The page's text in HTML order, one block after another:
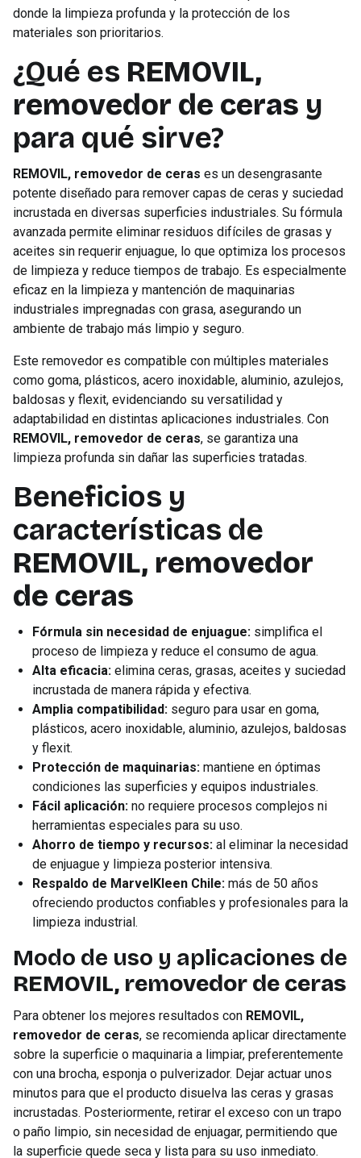
donde la limpieza profunda y la protección de los
materiales son prioritarios.
¿Qué es REMOVIL,
removedor de ceras y
para qué sirve?
REMOVIL, removedor de ceras es un desengrasante
potente diseñado para remover capas de ceras y suciedad
incrustada en diversas superficies industriales. Su fórmula
avanzada permite eliminar residuos difíciles de grasas y
aceites sin requerir enjuague, lo que optimiza los procesos
de limpieza y reduce tiempos de trabajo. Es especialmente
eficaz en la limpieza y mantención de maquinarias
industriales impregnadas con grasa, asegurando un
ambiente de trabajo más limpio y seguro.
Este removedor es compatible con múltiples materiales
como goma, plásticos, acero inoxidable, aluminio, azulejos,
baldosas y flexit, evidenciando su versatilidad y
adaptabilidad en distintas aplicaciones industriales. Con
REMOVIL, removedor de ceras, se garantiza una
limpieza profunda sin dañar las superficies tratadas.
Beneficios y
características de
REMOVIL, removedor
de ceras
Fórmula sin necesidad de enjuague: simplifica el
proceso de limpieza y reduce el consumo de agua.
Alta eficacia: elimina ceras, grasas, aceites y suciedad
incrustada de manera rápida y efectiva.
Amplia compatibilidad: seguro para usar en goma,
plásticos, acero inoxidable, aluminio, azulejos, baldosas
y flexit.
Protección de maquinarias: mantiene en óptimas
condiciones las superficies y equipos industriales.
Fácil aplicación: no requiere procesos complejos ni
herramientas especiales para su uso.
Ahorro de tiempo y recursos: al eliminar la necesidad
de enjuague y limpieza posterior intensiva.
Respaldo de MarvelKleen Chile: más de 50 años
ofreciendo productos confiables y profesionales para la
limpieza industrial.
Modo de uso y aplicaciones de
REMOVIL, removedor de ceras
Para obtener los mejores resultados con REMOVIL,
removedor de ceras, se recomienda aplicar directamente
sobre la superficie o maquinaria a limpiar, preferentemente
con una brocha, esponja o pulverizador. Dejar actuar unos
minutos para que el producto disuelva las ceras y grasas
incrustadas. Posteriormente, retirar el exceso con un trapo
o paño limpio, sin necesidad de enjuagar, permitiendo que
la superficie quede seca y lista para su uso inmediato.